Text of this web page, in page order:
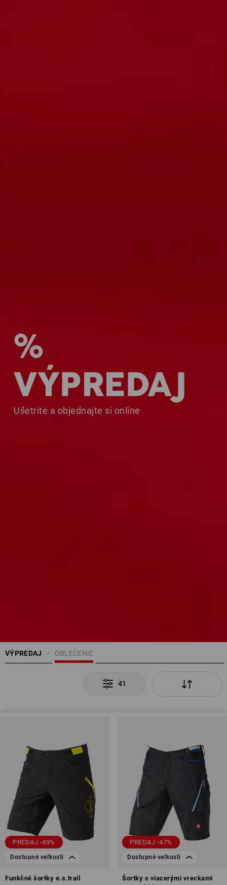
%
VÝPREDAJ
Ušetrite a objednajte si online
VÝPREDAJ OBLEČENIE
41
PREDAJ -49%
Dostupné veľkosti
Funkčné šortky e.s.trail
PREDAJ -47%
Dostupné veľkosti
Šortky s viacerými vreckami